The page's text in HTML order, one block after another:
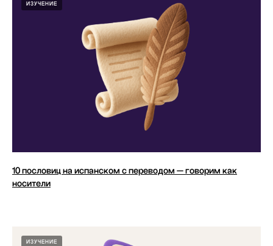
ИЗУЧЕНИЕ
10 пословиц на испанском с переводом — говорим как
носители
ИЗУЧЕНИЕ